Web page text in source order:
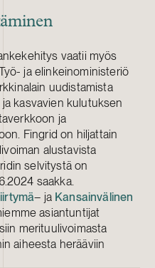
vaatii myös
ja elinkeinoministeriö
uudistamista
kasvavien kulutuksen
ja
Fingrid on hiljattain
alustavista
selvitystä on
saakka.
– ja Kansainvälinen
asiantuntijat
merituulivoimasta
aiheesta herääviin